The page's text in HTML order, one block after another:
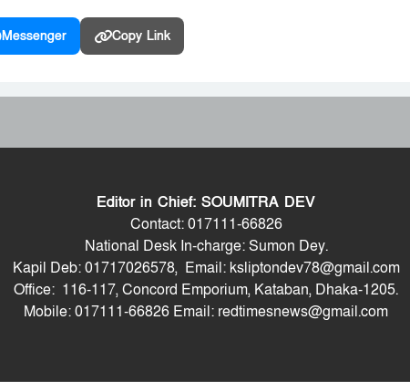
Messenger Copy Link
Editor in Chief: SOUMITRA DEV
Contact: 017111-66826
National Desk In-charge: Sumon Dey.
Kapil Deb: 01717026578, Email: ksliptondev78@gmail.com
Office: 116-117, Concord Emporium, Kataban, Dhaka-1205.
Mobile: 017111-66826 Email: redtimesnews@gmail.com